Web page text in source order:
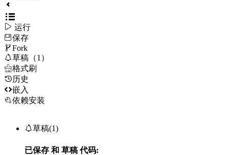
 运行
保存
Fork
草稿（1）
格式刷
历史
嵌入
依赖安装
草稿(1)
已保存 和 草稿代码: